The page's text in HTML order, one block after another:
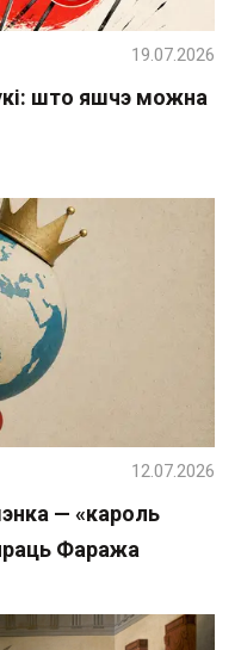
што яшчэ можна
19.07.2026
— «кароль
Фаража
12.07.2026